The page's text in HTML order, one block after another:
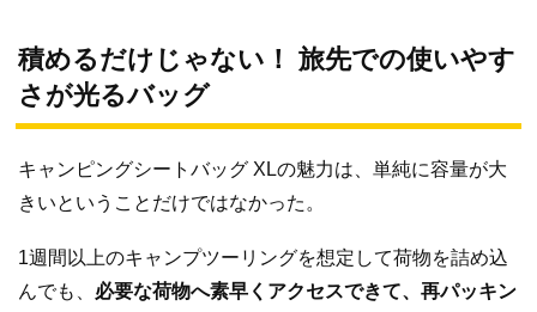
積めるだけじゃない！ 旅先での使いやす
さが光るバッグ
キャンピングシートバッグ XLの魅力は、単純に容量が大
きいということだけではなかった。
1週間以上のキャンプツーリングを想定して荷物を詰め込
んでも、 必要な荷物へ素早くアクセスできて、再パッキン